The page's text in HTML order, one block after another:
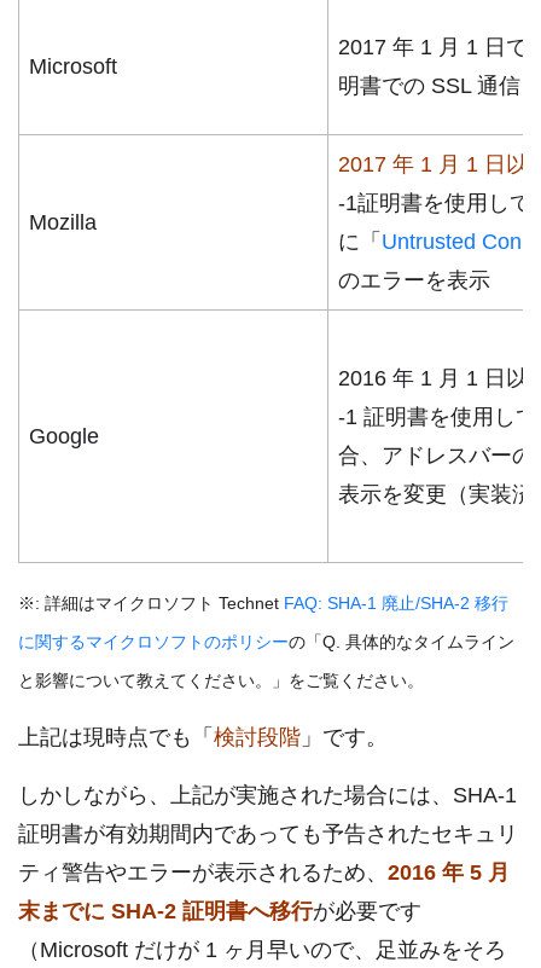
Microsoft
2017 年 1 月 1 日で
明書での SSL 通信
Mozilla
2017 年 1 月 1 日以
-1証明書を使用して
に「 Untrusted
のエラーを表示
Google
2016 年 1 月 1 日以
-1 証明書を使用し
合、アドレスバーの
表示を変更（実装済
※: 詳細はマイクロソフト Technet FAQ: SHA-1 廃止/SHA-2 移行
に関するマイクロソフトのポリシーの「Q. 具体的なタイムライン
と影響について教えてください。」をご覧ください。
上記は現時点でも「 検討段階 」です。
しかしながら、上記が実施された場合には、SHA-1
証明書が有効期間内であっても予告されたセキュリ
ティ警告やエラーが表示されるため、 2016 年 5 月
末までに SHA-2 証明書へ移行が必要です
（Microsoft だけが 1 ヶ月早いので、足並みをそろ